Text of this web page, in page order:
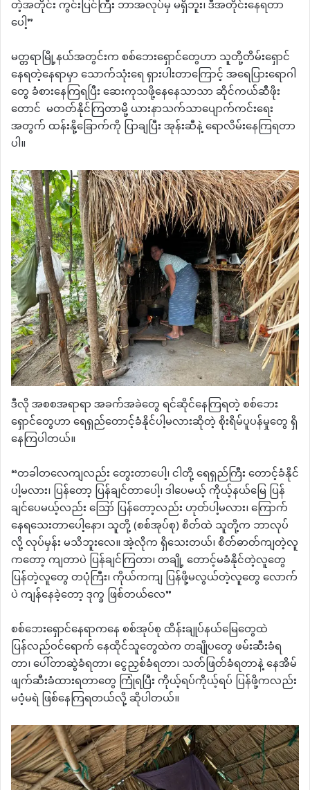
တဲ့အတိုင်း ကွင်းပြင်ကြီး ဘာအလုပ်မှ မရှိဘူး၊ ဒီအတိုင်းနေရတာ
ပေါ့”
မတ္တရာမြို့နယ်အတွင်းက စစ်ဘေးရှောင်တွေဟာ သူတို့တိမ်းရှောင်
နေရတဲ့နေရာမှာ သောက်သုံးရေ ရှားပါးတာကြောင့် အရေပြားရောဂါ
တွေ ခံစားနေကြရပြီး ဆေးကုသဖို့နေနေသာသာ ဆိုင်ကယ်ဆီဖိုး
တောင် မတတ်နိုင်ကြတာမို့ ယားနာသက်သာပျောက်ကင်းရေး
အတွက် ထန်းနို့ခြောက်ကို ပြာချပြီး အုန်းဆီနဲ့ ရောလိမ်းနေကြရတာ
ပါ။
ဒီလို အစစအရာရာ အခက်အခဲတွေ ရင်ဆိုင်နေကြရတဲ့ စစ်ဘေး
ရှောင်တွေဟာ ရေရှည်တောင့်ခံနိုင်ပါ့မလားဆိုတဲ့ စိုးရိမ်ပူပန်မှုတွေ ရှိ
နေကြပါတယ်။
“တခါတလေကျလည်း တွေးတာပေါ့၊ ငါတို့ ရေရှည်ကြီး တောင့်ခံနိုင်
ပါ့မလား၊ ပြန်တော့ ပြန်ချင်တာပေါ့၊ ဒါပေမယ့် ကိုယ့်နယ်မြေ ပြန်
ချင်ပေမယ့်လည်း ဪ ပြန်တော့လည်း ဟုတ်ပါ့မလား၊ ကြောက်
နေရသေးတာပေါ့နော၊ သူတို့ (စစ်အုပ်စု) စိတ်ထဲ သူတို့က ဘာလုပ်
လို့ လုပ်မှန်း မသိဘူးလေ။ အဲ့လိုက ရှိသေးတယ်၊ စိတ်ဓာတ်ကျတဲ့လူ
ကတော့ ကျတာပဲ ပြန်ချင်ကြတာ၊ တချို့ တောင့်မခံနိုင်တဲ့လူတွေ
ပြန်တဲ့လူတွေ တပုံကြီး၊ ကိုယ်ကကျ ပြန်ဖို့မလွယ်တဲ့လူတွေ လောက်
ပဲ ကျန်နေခဲ့တော့ ဒုက္ခ ဖြစ်တယ်လေ”
စစ်ဘေးရှောင်နေရာကနေ စစ်အုပ်စု ထိန်းချုပ်နယ်မြေတွေထဲ
ပြန်လည်ဝင်ရောက် နေထိုင်သူတွေထဲက တချိုပတွေ ဖမ်းဆီးခံရ
တာ၊ ပေါ်တာဆွဲခံရတာ၊ ငွေညှစ်ခံရတာ၊ သတ်ဖြတ်ခံရတာနဲ့ နေအိမ်
ဖျက်ဆီးခံထားရတာတွေ ကြုံရပြီး ကိုယ့်ရပ်ကိုယ့်ရပ် ပြန်ဖို့ကလည်း
မဝံ့မရဲ ဖြစ်နေကြရတယ်လို့ ဆိုပါတယ်။